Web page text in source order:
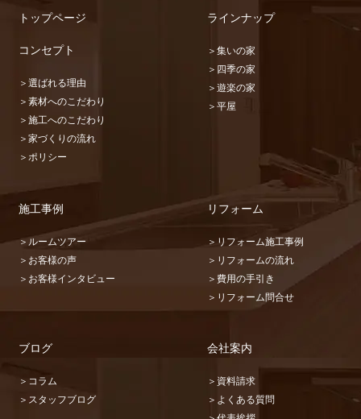
トップページ
コンセプト
＞選ばれる理由
＞素材へのこだわり
＞施工へのこだわり
＞家づくりの流れ
＞ポリシー
ラインナップ
＞集いの家
＞四季の家
＞遊楽の家
＞平屋
施工事例
＞ルームツアー
＞お客様の声
＞お客様インタビュー
リフォーム
＞リフォーム施工事例
＞リフォームの流れ
＞費用の手引き
＞リフォーム問合せ
ブログ
＞コラム
＞スタッフブログ
会社案内
＞資料請求
＞よくある質問